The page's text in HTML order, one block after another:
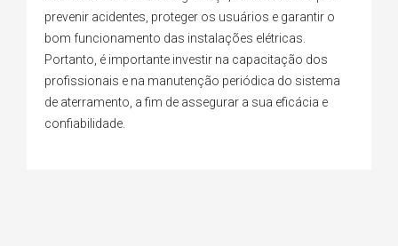
prevenir acidentes, proteger os usuários e garantir o
bom funcionamento das instalações elétricas.
Portanto, é importante investir na capacitação dos
profissionais e na manutenção periódica do sistema
de aterramento, a fim de assegurar a sua eficácia e
confiabilidade.